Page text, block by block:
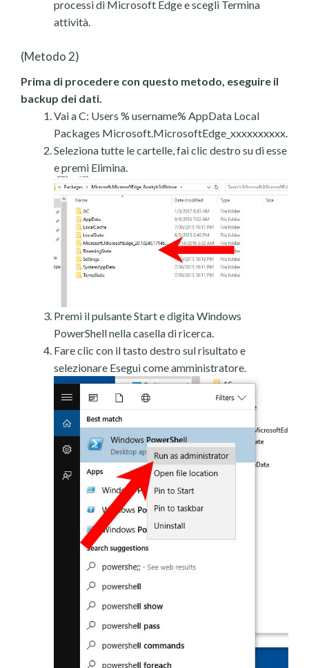
processi di Microsoft Edge e scegli Termina
attività.
(Metodo 2)
Prima di procedere con questo metodo, eseguire il
backup dei dati.
Vai a C: Users % username% AppData Local
Packages Microsoft.MicrosoftEdge_xxxxxxxxxx.
Seleziona tutte le cartelle, fai clic destro su di esse
e premi Elimina.
Premi il pulsante Start e digita Windows
PowerShell nella casella di ricerca.
Fare clic con il tasto destro sul risultato e
selezionare Esegui come amministratore.